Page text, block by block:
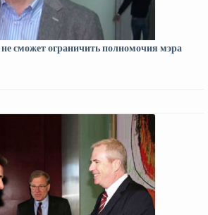
сможет ограничить полномочия мэра